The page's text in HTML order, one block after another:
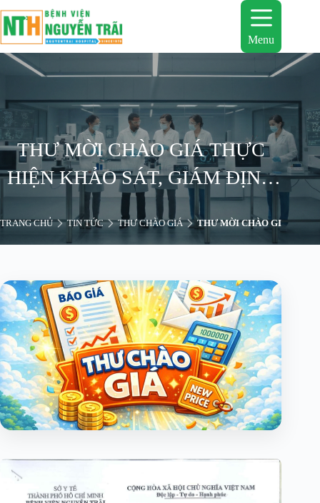
đến
phần
nội
dung
Menu
THƯ MỜI CHÀO GIÁ THỰC
HIỆN KHẢO SÁT, GIÁM ĐỊNH
TÌNH TRẠNG HƯ HỎNG ỐNG
HÚT NỘI SOI
TRANG CHỦ TIN TỨC THƯ CHÀO GIÁ THƯ MỜI CHÀO GIÁ THỰC